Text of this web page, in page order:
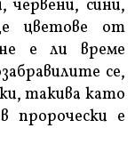
червени, сини,
цветове от
е ли време
се,
такива като
пророчески е